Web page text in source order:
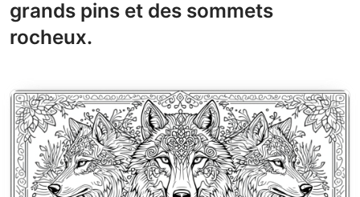
grands pins et des sommets
rocheux.